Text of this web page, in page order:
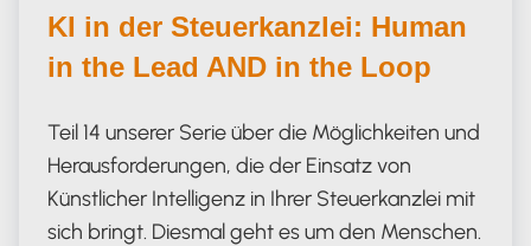
KI in der Steuerkanzlei: Human
in the Lead AND in the Loop
Teil 14 unserer Serie über die Möglichkeiten und
Herausforderungen, die der Einsatz von
Künstlicher Intelligenz in Ihrer Steuerkanzlei mit
sich bringt. Diesmal geht es um den Menschen.